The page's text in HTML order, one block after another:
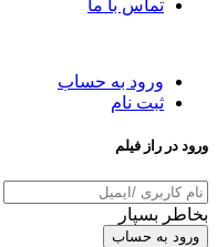
تماس با ما
ورود به حساب
ثبت نام
ورود در راز فیلم
بخاطر بسپار
ورود به حساب